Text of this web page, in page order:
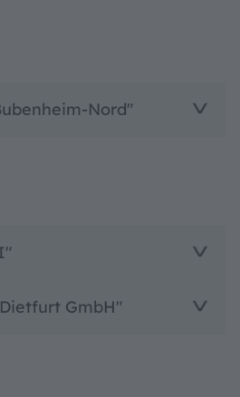
Nord"
GmbH"